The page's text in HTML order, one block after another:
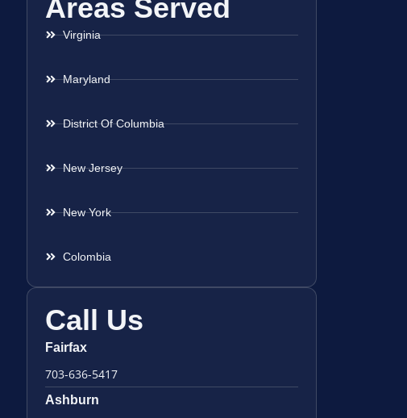
Areas Served
Virginia
Maryland
District Of Columbia
New Jersey
New York
Colombia
Call Us
Fairfax
703-636-5417
Ashburn